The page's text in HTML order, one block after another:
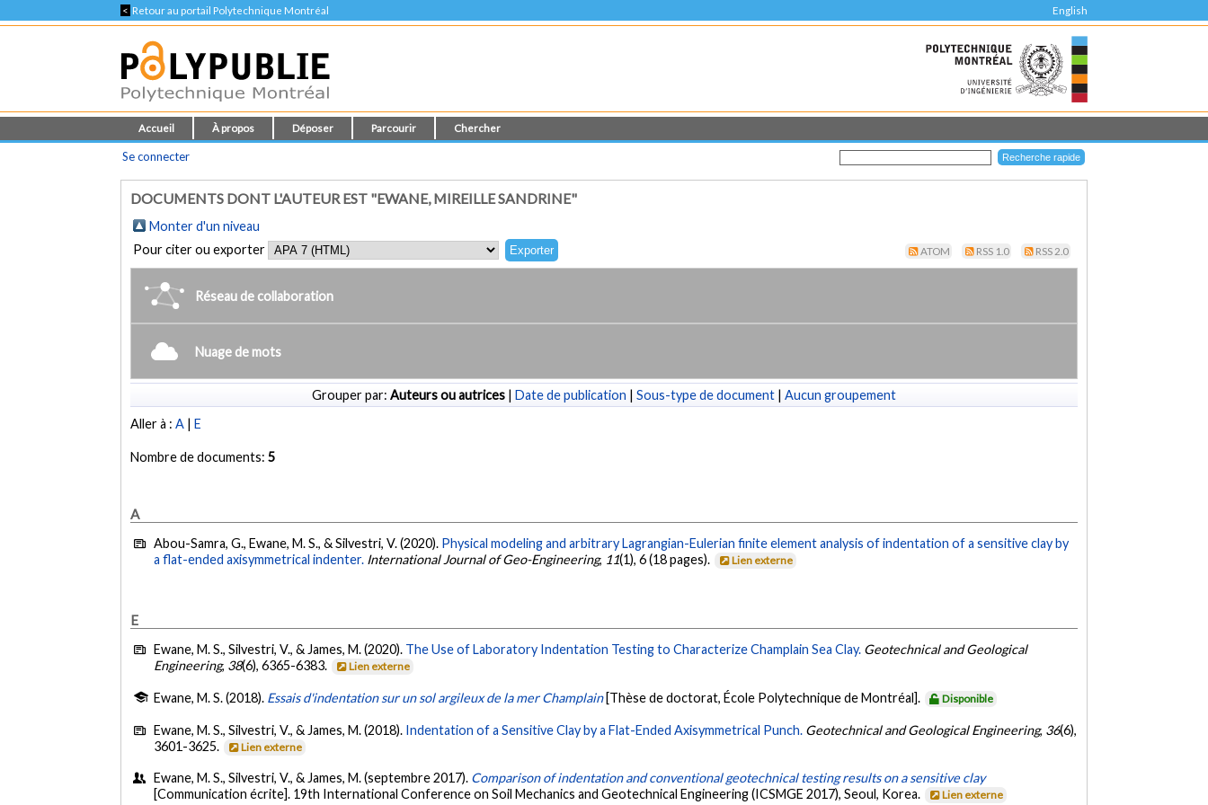
< Retour au portail Polytechnique Montréal English
Accueil À propos Déposer Parcourir Chercher
Se connecter
DOCUMENTS DONT L'AUTEUR EST "EWANE, MIREILLE SANDRINE"
Monter d'un niveau
Pour citer ou exporter
ATOM RSS 1.0 RSS 2.0
Réseau de collaboration
Nuage de mots
Grouper par: Auteurs ou autrices | Date de publication | Sous-type de document | Aucun groupement
Aller à :A |E
Nombre de documents:5
A
Abou-Samra, G., Ewane, M. S., & Silvestri, V. (2020). Physical modeling and arbitrary Lagrangian-Eulerian finite element analysis of indentation of a sensitive clay by
a flat-ended axisymmetrical indenter. International Journal of Geo-Engineering, 11(1), 6 (18 pages). Lien externe
E
Ewane, M. S., Silvestri, V., & James, M. (2020). The Use of Laboratory Indentation Testing to Characterize Champlain Sea Clay. Geotechnical and Geological
Engineering, 38(6), 6365-6383. Lien externe
Ewane, M. S. (2018). Essais d'indentation sur un sol argileux de la mer Champlain [Thèse de doctorat, École Polytechnique de Montréal]. Disponible
Ewane, M. S., Silvestri, V., & James, M. (2018). Indentation of a Sensitive Clay by a Flat-Ended Axisymmetrical Punch. Geotechnical and Geological Engineering, 36(6),
3601-3625.
Lien externe
Ewane, M. S., Silvestri, V., & James, M. (septembre 2017). Comparison of indentation and conventional geotechnical testing results on a sensitive clay
[Communication écrite]. 19th International Conference on Soil Mechanics and Geotechnical Engineering (ICSMGE 2017), Seoul, Korea.
Lien externe